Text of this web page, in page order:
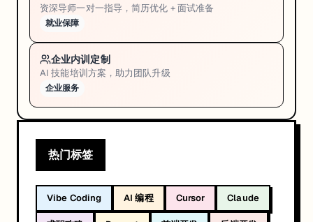
资深导师一对一指导，简历优化 + 面试准备
就业保障
企业内训定制
AI 技能培训方案，助力团队升级
企业服务
热门标签
Vibe Coding AI 编程 Cursor Claude